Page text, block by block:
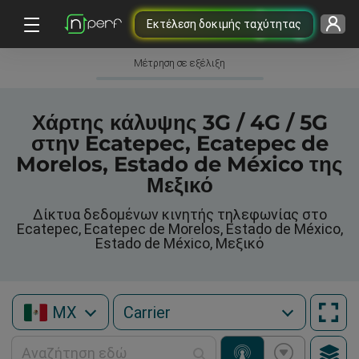
Εκτέλεση δοκιμής ταχύτητας
Μέτρηση σε εξέλιξη
Χάρτης κάλυψης 3G / 4G / 5G
στην Ecatepec, Ecatepec de
Morelos, Estado de México της
Μεξικό
Δίκτυα δεδομένων κινητής τηλεφωνίας στο
Ecatepec, Ecatepec de Morelos, Estado de México,
Estado de México, Μεξικό
MX